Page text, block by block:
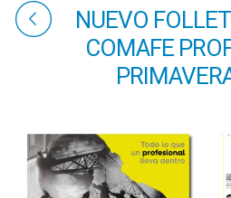
NUEVO
COMAFE